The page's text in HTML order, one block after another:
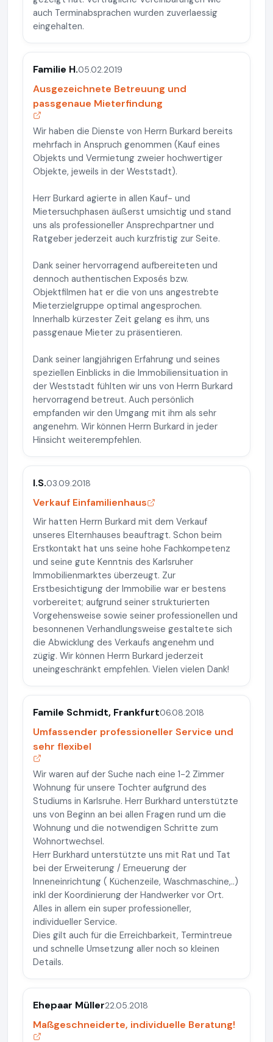
auch Terminabsprachen wurden zuverlaessig
eingehalten.
Familie H.05.02.2019
Ausgezeichnete Betreuung und
passgenaue Mieterfindung
Wir haben die Dienste von Herrn Burkard bereits
mehrfach in Anspruch genommen (Kauf eines
Objekts und Vermietung zweier hochwertiger
Objekte, jeweils in der Weststadt).
Herr Burkard agierte in allen Kauf- und
Mietersuchphasen äußerst umsichtig und stand
uns als professioneller Ansprechpartner und
Ratgeber jederzeit auch kurzfristig zur Seite.
Dank seiner hervorragend aufbereiteten und
dennoch authentischen Exposés bzw.
Objektfilmen hat er die von uns angestrebte
Mieterzielgruppe optimal angesprochen.
Innerhalb kürzester Zeit gelang es ihm, uns
passgenaue Mieter zu präsentieren.
Dank seiner langjährigen Erfahrung und seines
speziellen Einblicks in die Immobiliensituation in
der Weststadt fühlten wir uns von Herrn Burkard
hervorragend betreut. Auch persönlich
empfanden wir den Umgang mit ihm als sehr
angenehm. Wir können Herrn Burkard in jeder
Hinsicht weiterempfehlen.
I.S.03.09.2018
Verkauf Einfamilienhaus
Wir hatten Herrn Burkard mit dem Verkauf
unseres Elternhauses beauftragt. Schon beim
Erstkontakt hat uns seine hohe Fachkompetenz
und seine gute Kenntnis des Karlsruher
Immobilienmarktes überzeugt. Zur
Erstbesichtigung der Immobilie war er bestens
vorbereitet; aufgrund seiner strukturierten
Vorgehensweise sowie seiner professionellen und
besonnenen Verhandlungsweise gestaltete sich
die Abwicklung des Verkaufs angenehm und
zügig. Wir können Herrn Burkard jederzeit
uneingeschränkt empfehlen. Vielen vielen Dank!
Famile Schmidt, Frankfurt06.08.2018
Umfassender professioneller Service und
sehr flexibel
Wir waren auf der Suche nach eine 1-2 Zimmer
Wohnung für unsere Tochter aufgrund des
Studiums in Karlsruhe. Herr Burkhard unterstützte
uns von Beginn an bei allen Fragen rund um die
Wohnung und die notwendigen Schritte zum
Wohnortwechsel.
Herr Burkhard unterstützte uns mit Rat und Tat
bei der Erweiterung / Erneuerung der
Inneneinrichtung ( Küchenzeile, Waschmaschine,..)
inkl der Koordinierung der Handwerker vor Ort.
Alles in allem ein super professioneller,
individueller Service.
Dies gilt auch für die Erreichbarkeit, Termintreue
und schnelle Umsetzung aller noch so kleinen
Details.
Ehepaar Müller22.05.2018
Maßgeschneiderte, individuelle Beratung!